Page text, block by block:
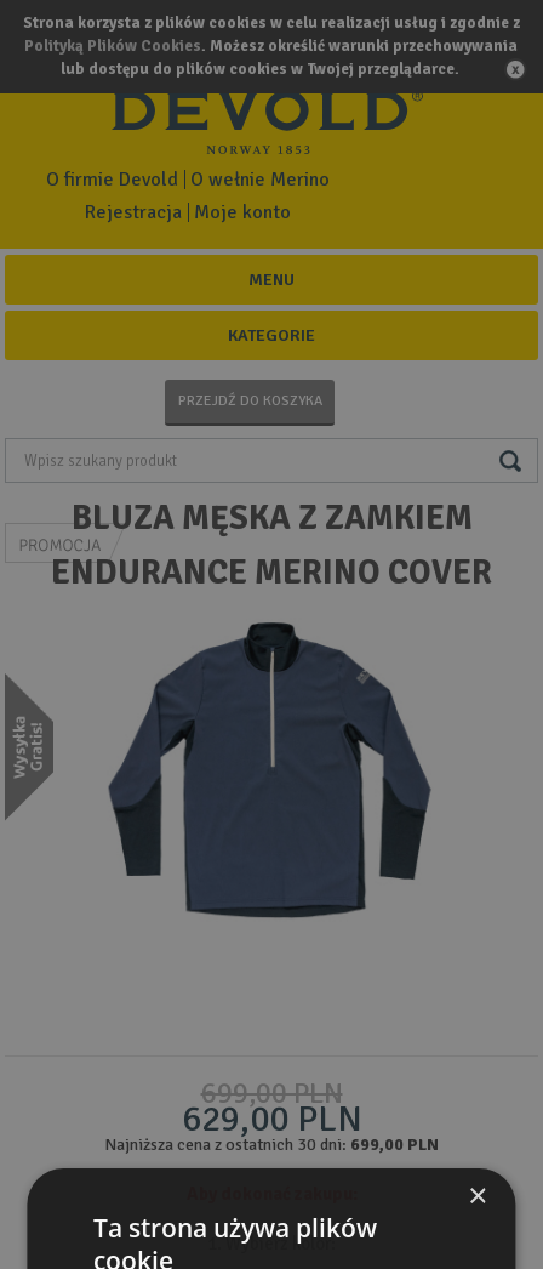
Strona korzysta z plików cookies w celu realizacji usług i zgodnie z
Polityką Plików Cookies. Możesz określić warunki przechowywania
lub dostępu do plików cookies w Twojej przeglądarce.
Rejestracja Moje konto
O firmie Devold O wełnie Merino
MENU
KATEGORIE
PRZEJDŹ DO KOSZYKA
BLUZA MĘSKA Z ZAMKIEM
ENDURANCE MERINO COVER
699,00 PLN
629,00 PLN
Najniższa cena z ostatnich 30 dni: 699,00 PLN
1. Wybierz kolor:
×
Ta strona używa plików
cookie